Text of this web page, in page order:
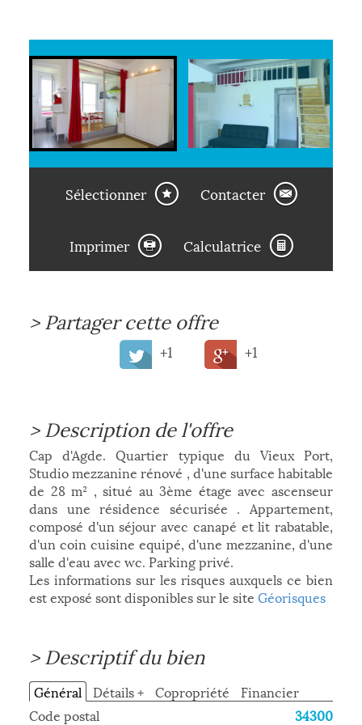
Sélectionner Contacter
Imprimer Calculatrice
> Partager cette offre
+1 +1
> Description de l'offre
Cap d'Agde. Quartier typique du Vieux Port,
Studio mezzanine rénové , d'une surface habitable
de 28 m² , situé au 3ème étage avec ascenseur
dans une résidence sécurisée . Appartement,
composé d'un séjour avec canapé et lit rabatable,
d'un coin cuisine equipé, d'une mezzanine, d'une
salle d'eau avec wc. Parking privé.
Les informations sur les risques auxquels ce bien
est exposé sont disponibles sur le site Géorisques
> Descriptif du bien
Général Détails + Copropriété
Financier
Code postal
34300